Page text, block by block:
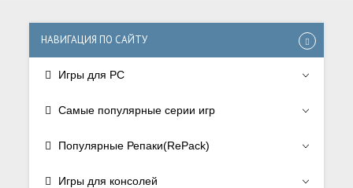
НАВИГАЦИЯ ПО САЙТУ
Игры для PC
Самые популярные серии игр
Популярные Репаки(RePack)
Игры для консолей